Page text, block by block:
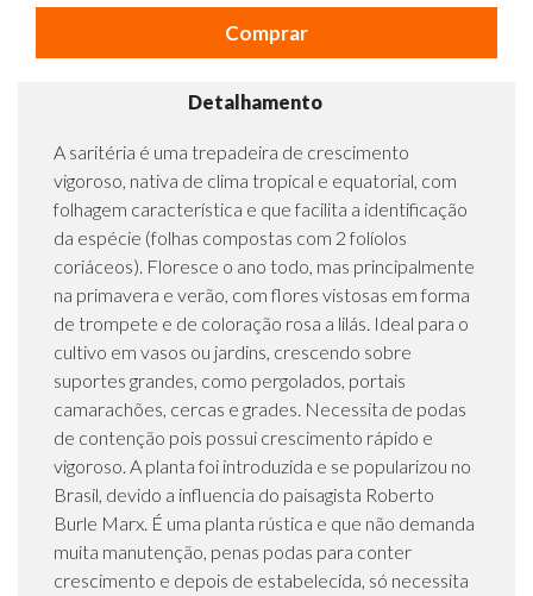
Comprar
Detalhamento
A saritéria é uma trepadeira de crescimento
vigoroso, nativa de clima tropical e equatorial, com
folhagem característica e que facilita a identificação
da espécie (folhas compostas com 2 folíolos
coriáceos). Floresce o ano todo, mas principalmente
na primavera e verão, com flores vistosas em forma
de trompete e de coloração rosa a lilás. Ideal para o
cultivo em vasos ou jardins, crescendo sobre
suportes grandes, como pergolados, portais
camarachões, cercas e grades. Necessita de podas
de contenção pois possui crescimento rápido e
vigoroso. A planta foi introduzida e se popularizou no
Brasil, devido a influencia do paisagista Roberto
Burle Marx. É uma planta rústica e que não demanda
muita manutenção, penas podas para conter
crescimento e depois de estabelecida, só necessita